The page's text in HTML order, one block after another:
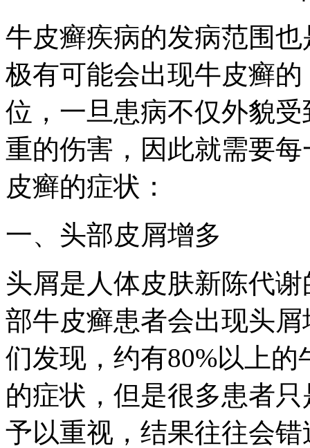
牛皮癣疾病的发病范围
极有可能会出现牛皮癣
位，一旦患病不仅外貌
重的伤害，因此就需要
皮癣的症状：
一、头部皮屑增多
头屑是人体皮肤新陈代
部牛皮癣患者会出现头
们发现，约有80%以上
的症状，但是很多患者
予以重视，结果往往会